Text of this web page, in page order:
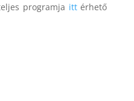
programja ittérhető